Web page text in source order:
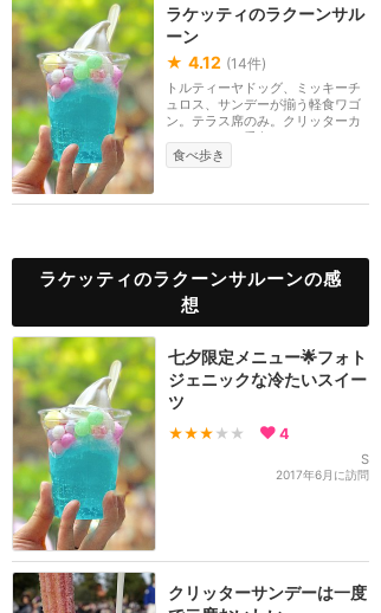
ラケッティのラクーンサル
ーン
★ 4.12 (14件)
トルティーヤドッグ、ミッキーチ
ュロス、サンデーが揃う軽食ワゴ
ン。テラス席のみ。クリッターカ
ントリーの一番奥...
食べ歩き
ラケッティのラクーンサルーンの感
想
七夕限定メニュー🌟フォト
ジェニックな冷たいスイー
ツ
★★★ ★★ 4
S
2017年6月に訪問
クリッターサンデーは一度